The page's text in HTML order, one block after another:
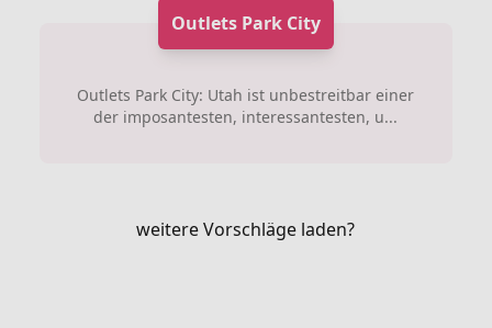
Outlets Park City
Outlets Park City: Utah ist unbestreitbar einer
der imposantesten, interessantesten, u...
weitere Vorschläge laden?